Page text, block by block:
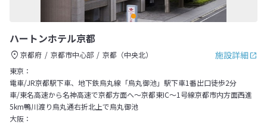
ハートンホテル京都
施設詳細
京都府 京都市中心部
京都（中央北）
東京：
電車/JR京都駅下車、地下鉄烏丸線「烏丸御池」駅下車1番出口徒歩2分
車/東名高速から名神高速で京都方面へ～京都東IC～1号線京都市内方面西進
5km鴨川渡り烏丸通右折北上で烏丸御池
大阪：